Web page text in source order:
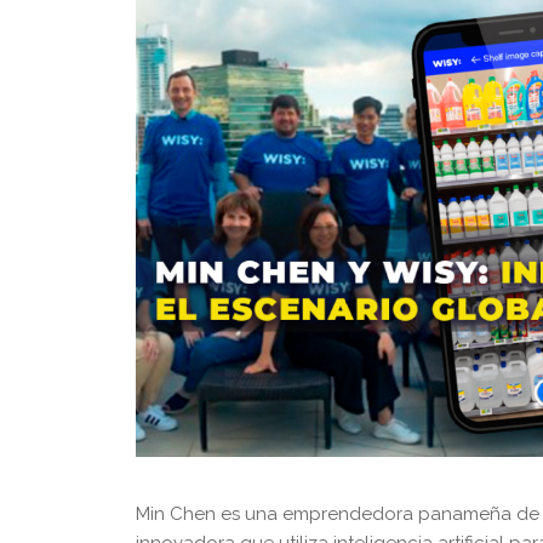
Min Chen es una emprendedora panameña